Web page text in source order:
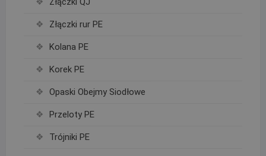
Złączki rur PE
Kolana PE
Korek PE
Opaski Obejmy Siodłowe
Przeloty PE
Trójniki PE